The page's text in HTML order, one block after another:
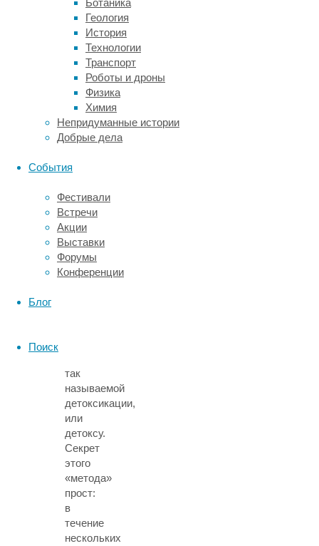
Ботаника
Геология
История
Технологии
Транспорт
Роботы и дроны
Физика
Химия
Непридуманные истории
Добрые дела
События
Фестивали
Встречи
Акции
Выставки
Форумы
Конференции
Блог
Поиск
организму.
Не
так
давно
«эксперты»
один
голос
заговорили
чудодейственном
очищения
организма
и,
как
следствие,
быстрого
так
называемой
детоксикации,
или
детоксу.
Секрет
этого
«метода»
прост:
в
течение
нескольких